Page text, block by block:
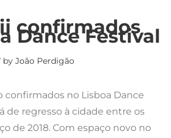
confirmados
Dance Festival
by João Perdigão
confirmados no Lisboa Dance
de regresso à cidade entre os
de 2018. Com espaço novo no